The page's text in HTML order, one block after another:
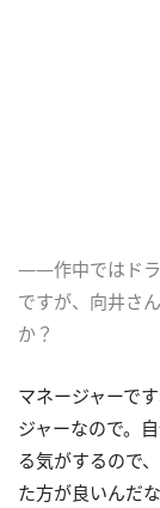
――作中ではドラ
ですが、向井さ
か？
マネージャーで
ジャーなので。
る気がするので
た方が良いんだ